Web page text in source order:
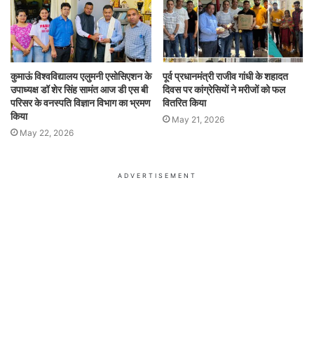
कुमाऊं विश्वविद्यालय एलुमनी एसोसिएशन के
उपाध्यक्ष डॉ शेर सिंह सामंत आज डी एस बी
परिसर के वनस्पति विज्ञान विभाग का भ्रमण
किया
May 22, 2026
पूर्व प्रधानमंत्री राजीव गांधी के शहादत
दिवस पर कांग्रेसियों ने मरीजों को फल
वितरित किया
May 21, 2026
ADVERTISEMENT